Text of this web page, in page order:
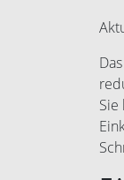
Sie